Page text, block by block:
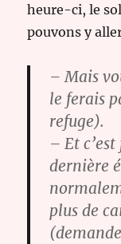
heure-ci, le
pouvons y
– Mais
le ferais
refuge).
– Et
dernière
plus de